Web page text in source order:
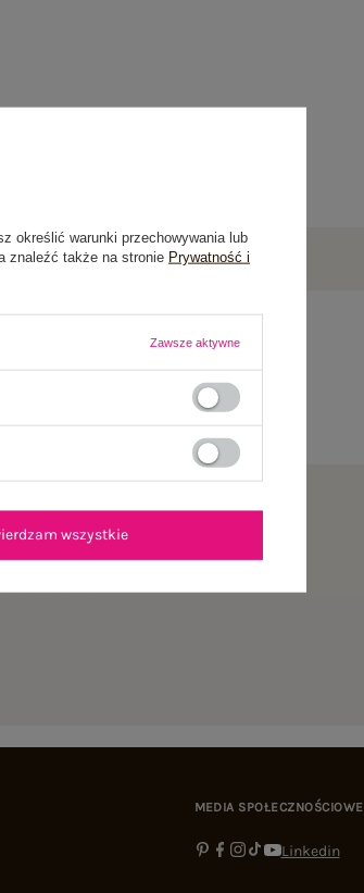
MEDIA SPOŁECZNOŚCIOWE
Linkedin
określić warunki przechowywania lub
znaleźć także na stronie Prywatność i
Zawsze aktywne
wszystkie